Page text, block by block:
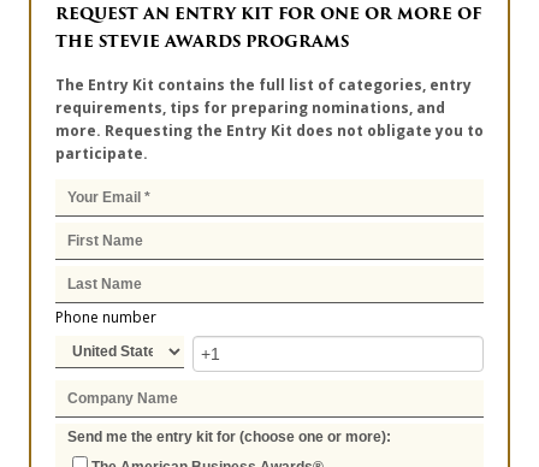
REQUEST AN ENTRY KIT FOR ONE OR MORE OF
THE STEVIE AWARDS PROGRAMS
The Entry Kit contains the full list of categories, entry
requirements, tips for preparing nominations, and
more. Requesting the Entry Kit does not obligate you to
participate.
Phone number
Send me the entry kit for (choose one or more):